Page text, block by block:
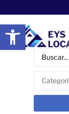
Abrir barra de